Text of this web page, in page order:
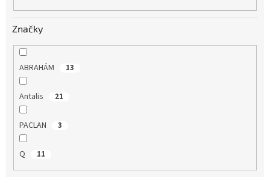
Značky
ABRAHÁM 13
Antalis 21
PACLAN 3
Q 11